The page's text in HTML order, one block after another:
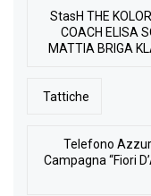
StasH THE
COACH ELISA
MATTIA BRIGA
Tattiche
Telefono
Campagna “Fiori